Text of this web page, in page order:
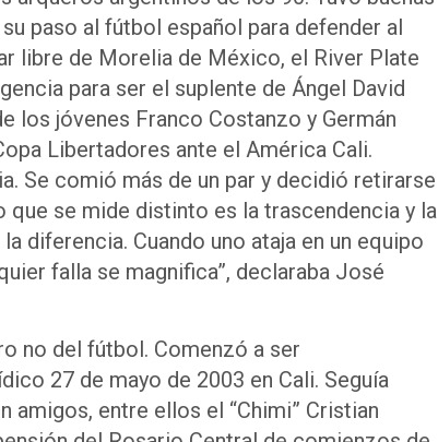
paso al fútbol español para defender al
libre de Morelia de México, el River Plate
para ser el suplente de Ángel David
los jóvenes Franco Costanzo y Germán
Libertadores ante el América Cali.
Se comió más de un par y decidió retirarse
se mide distinto es la trascendencia y la
diferencia. Cuando uno ataja en un equipo
falla se magnifica”, declaraba José
no del fútbol. Comenzó a ser
27 de mayo de 2003 en Cali. Seguía
entre ellos el “Chimi” Cristian